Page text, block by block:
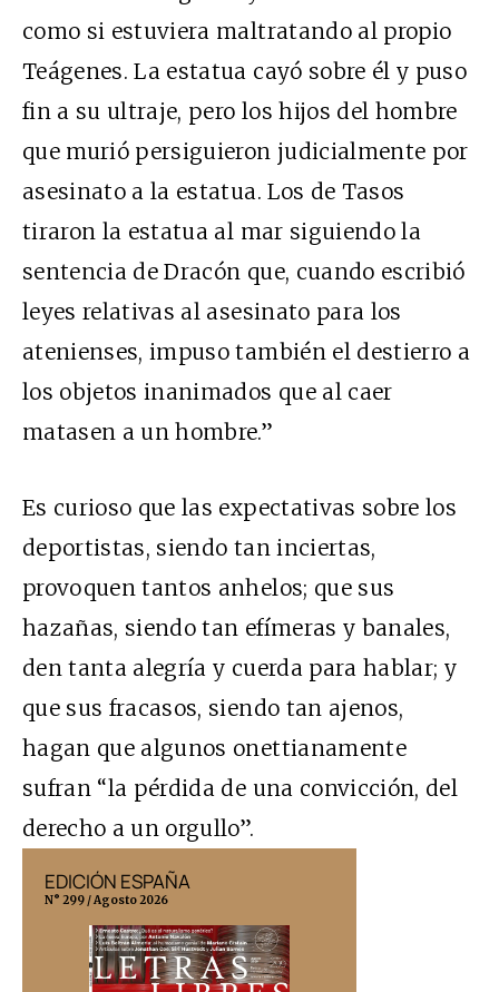
como si estuviera maltratando al propio
Teágenes. La estatua cayó sobre él y puso
fin a su ultraje, pero los hijos del hombre
que murió persiguieron judicialmente por
asesinato a la estatua. Los de Tasos
tiraron la estatua al mar siguiendo la
sentencia de Dracón que, cuando escribió
leyes relativas al asesinato para los
atenienses, impuso también el destierro a
los objetos inanimados que al caer
matasen a un hombre.”
Es curioso que las expectativas sobre los
deportistas, siendo tan inciertas,
provoquen tantos anhelos; que sus
hazañas, siendo tan efímeras y banales,
den tanta alegría y cuerda para hablar; y
que sus fracasos, siendo tan ajenos,
hagan que algunos onettianamente
sufran “la pérdida de una convicción, del
derecho a un orgullo”.
EDICIÓN ESPAÑA
N° 299 / Agosto 2026